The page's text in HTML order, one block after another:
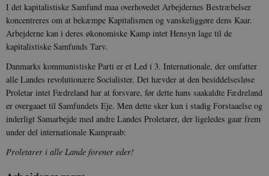
I det kapitalistiske Samfund maa overhovedet Arbejdernes Bestræbelser
koncentreres om at bekæmpe Kapitalismen og vanskeliggøre dens Kaar.
Arbejderne kan i deres økonomiske Kamp intet Hensyn lage til de
kapitalistiske Samfunds Tarv.
Danmarks kommunistiske Parti er et Led i 3. Internationale, der omfatter
alle Landes revolutionære Socialister. Det hævder at den besiddelsesløse
Proletar intet Fædreland har at forsvare, før dette hans saakaldte Fædreland
er overgaaet til Samfundets Eje. Men dette sker kun i stadig Forstaaelse og
inderligt Samarbejde med andre Landes Proletarer, der ligeledes gaar frem
under del internationale Kampraab:
Proletarer i alle Lande forener eder!